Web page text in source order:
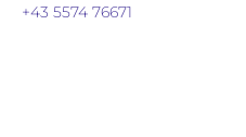
+43 5574 76671